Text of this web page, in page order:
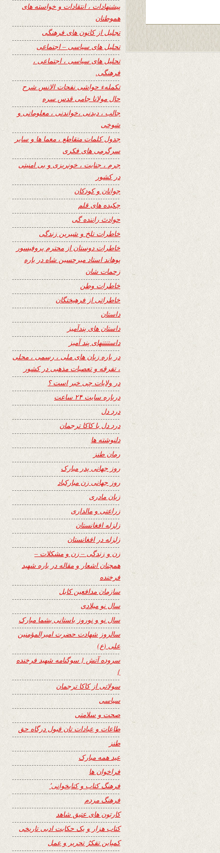
پیشنهادات ، انتقادات و خواسته های
هموطنان
تجلیل از کانون های فرهنگی
تحلیل های سیاسی – اجتماعی
تحلیل های سیاسی ، اجتماعی ،
فرهنگی.
تکملهء حواشی نفحات الانس شرح
حال مولانا جامی قدس سره
جالب ، دیدنی ،خواندنی ، معلوماتی و
شوخی
جدول کلمات متقاطع ، معما ها و سایر
سرگرمی های فکری
جرم ، جنایت ، خونریزی و بی امنیتی
در کشور
جوانان و کودکان
چکیده های قلم
حوادث راننده گی
خاطرات تلخ و شیرین زندگی
خاطرات دوستان از محترم پروفیسور
پوهاند استاد میرحسین شاه در باره
زحمات شان
خاطرات وطن
خاطراتی از فرهیختگان
داستان
داستان های پندآمیز
داستنتنهای پند آمیز
در باره زبان های ملی ، رسمی ، محلی
، تفرقه و تعصبات مذهبی در کشور
در ولایات چی خبر است ؟
درباره سایت ۲۴ ساعت
درد دل
درد دل با کاکا ترجمان
دلنوشته ها
رمان طنز
روز جهانی پدر مبارک
روز جهانی زن مبارکباد
زبان مادری
زراعتی و مالداری
زلزله افغانستان
زلزله در افغانستان
زن و زندگی – زن و مشکلات –
همچنان اشعار و مقاله در باره شهید
فرخنده
سازمان مدافعین کابل
سال نو میلادی
سال نو و نوروز باستانی بشما مبارک
سالروز شهادت حضرت امیرالمؤمنین
علی (ع)
سروده آتش { سوگنامه شهید فرخنده
}
سولاتی از کاکا ترجمان
سیاسی
صحت و سلامتی
طاعات و عبادات تان قبول درگاه حق
طنز
عید همه مبارک
فراخوان ها
فرهنگ کتاب و کتابخوانی٬
فرهنگ مردم
کارتون های عتیق شاهد
کتاب هزار و یک حکایت ادبی تاریخی
کمپاین تفکرُ تحریر و عمل